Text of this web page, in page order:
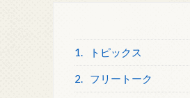
1. トピックス
2. フリートーク